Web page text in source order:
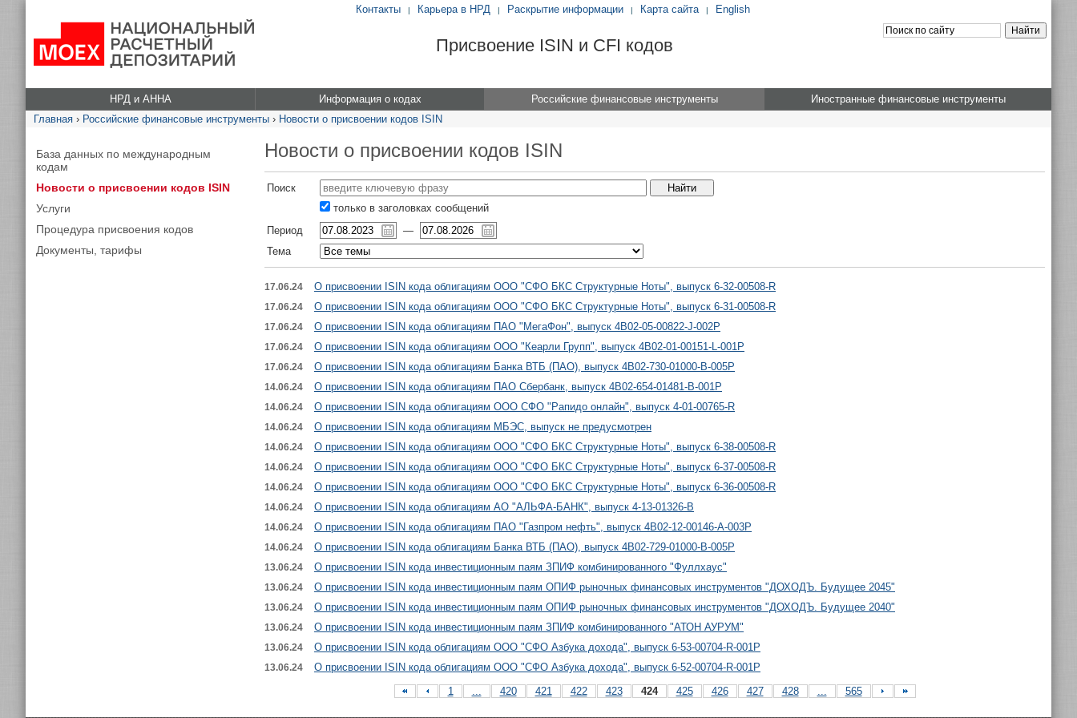
Контакты | Карьера в НРД | Раскрытие информации | Карта сайта | English
Присвоение ISIN и CFI кодов
НРД и АННА Информация о кодах Российские финансовые инструменты
Иностранные финансовые инструменты
Главная › Российские финансовые инструменты › Новости о присвоении кодов ISIN
База данных по международным
кодам
Новости о присвоении кодов ISIN
Услуги
Процедура присвоения кодов
Документы, тарифы
Новости о присвоении кодов ISIN
Поиск
только в заголовках сообщений
Период
—
Тема
17.06.24 О присвоении ISIN кода облигациям ООО "СФО БКС Структурные Ноты", выпуск 6-32-00508-R
17.06.24 О присвоении ISIN кода облигациям ООО "СФО БКС Структурные Ноты", выпуск 6-31-00508-R
17.06.24 О присвоении ISIN кода облигациям ПАО "МегаФон", выпуск 4B02-05-00822-J-002P
17.06.24 О присвоении ISIN кода облигациям ООО "Кеарли Групп", выпуск 4B02-01-00151-L-001P
17.06.24 О присвоении ISIN кода облигациям Банка ВТБ (ПАО), выпуск 4B02-730-01000-B-005P
14.06.24 О присвоении ISIN кода облигациям ПАО Сбербанк, выпуск 4B02-654-01481-B-001P
14.06.24 О присвоении ISIN кода облигациям ООО СФО "Рапидо онлайн", выпуск 4-01-00765-R
14.06.24 О присвоении ISIN кода облигациям МБЭС, выпуск не предусмотрен
14.06.24 О присвоении ISIN кода облигациям ООО "СФО БКС Структурные Ноты", выпуск 6-38-00508-R
14.06.24 О присвоении ISIN кода облигациям ООО "СФО БКС Структурные Ноты", выпуск 6-37-00508-R
14.06.24 О присвоении ISIN кода облигациям ООО "СФО БКС Структурные Ноты", выпуск 6-36-00508-R
14.06.24 О присвоении ISIN кода облигациям АО "АЛЬФА-БАНК", выпуск 4-13-01326-B
14.06.24 О присвоении ISIN кода облигациям ПАО "Газпром нефть", выпуск 4B02-12-00146-A-003P
14.06.24 О присвоении ISIN кода облигациям Банка ВТБ (ПАО), выпуск 4B02-729-01000-B-005P
13.06.24 О присвоении ISIN кода инвестиционным паям ЗПИФ комбинированного "Фуллхаус"
13.06.24 О присвоении ISIN кода инвестиционным паям ОПИФ рыночных финансовых инструментов "ДОХОДЪ. Будущее 2045"
13.06.24 О присвоении ISIN кода инвестиционным паям ОПИФ рыночных финансовых инструментов "ДОХОДЪ. Будущее 2040"
13.06.24 О присвоении ISIN кода инвестиционным паям ЗПИФ комбинированного "АТОН АУРУМ"
13.06.24 О присвоении ISIN кода облигациям ООО "СФО Азбука дохода", выпуск 6-53-00704-R-001P
13.06.24
О присвоении ISIN кода облигациям ООО "СФО Азбука дохода", выпуск 6-52-00704-R-001P
1
... 420 421 422 423 424 425 426 427 428 ... 565